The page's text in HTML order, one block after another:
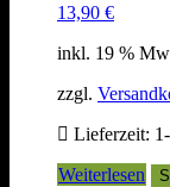
13,90 €
inkl. 19 %
zzgl.
Lieferzeit:
Weiterlesen